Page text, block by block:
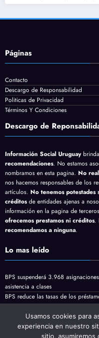
Páginas
Contacto
Descargo de Responsabilidad
Politicas de Privacidad
Términos Y Condiciones
Descargo de
Información Social Uruguay
recomendaciones. No estamos
nombramos en esta pagina. No
nos hacemos responsables de los
artículos. No tenemos potestades
créditosde entidades ajenas a
información en la pagina de
ofrecemos prestamos ni créditos.
recomendamos a ninguna.
Lo mas leído
BPS suspenderá 3.968
asistencia a clases
BPS reduce las tasas de los
pensionistas?
Jubilaciones y pensiones minimas
Usamos cookies para
experiencia en nuestro
sitio, asumiremos